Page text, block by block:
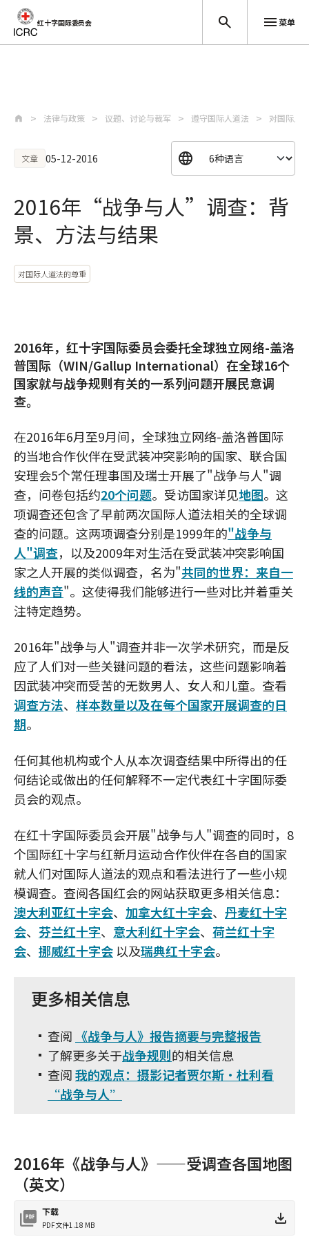
红十字国际委员会 菜单
法律与政策 议题、讨论与裁军 遵守国际人道法 对国际人
文章 05-12-2016
2016年“战争与人”调查：背
景、方法与结果
对国际人道法的尊重
2016年，红十字国际委员会委托全球独立网络-盖洛
普国际（WIN/Gallup International）在全球16个
国家就与战争规则有关的一系列问题开展民意调
查。
在2016年6月至9月间，全球独立网络-盖洛普国际
的当地合作伙伴在受武装冲突影响的国家、联合国
安理会5个常任理事国及瑞士开展了"战争与人"调
查，问卷包括约20个问题。受访国家详见地图。这
项调查还包含了早前两次国际人道法相关的全球调
查的问题。这两项调查分别是1999年的"战争与
人"调查，以及2009年对生活在受武装冲突影响国
家之人开展的类似调查，名为"共同的世界：来自一
线的声音"。这使得我们能够进行一些对比并着重关
注特定趋势。
2016年"战争与人"调查并非一次学术研究，而是反
应了人们对一些关键问题的看法，这些问题影响着
因武装冲突而受苦的无数男人、女人和儿童。查看
调查方法、 样本数量以及在每个国家开展调查的日
期。
任何其他机构或个人从本次调查结果中所得出的任
何结论或做出的任何解释不一定代表红十字国际委
员会的观点。
在红十字国际委员会开展"战争与人"调查的同时，8
个国际红十字与红新月运动合作伙伴在各自的国家
就人们对国际人道法的观点和看法进行了一些小规
模调查。查阅各国红会的网站获取更多相关信息：
澳大利亚红十字会、 加拿大红十字会、 丹麦红十字
会、 芬兰红十字、 意大利红十字会、 荷兰红十字
会、 挪威红十字会 以及瑞典红十字会。
更多相关信息
查阅 《战争与人》报告摘要与完整报告
了解更多关于战争规则的相关信息
查阅我的观点：摄影记者贾尔斯·杜利看
“战争与人”
2016年《战争与人》——受调查各国地图
（英文）
下载
PDF文件1.18 MB